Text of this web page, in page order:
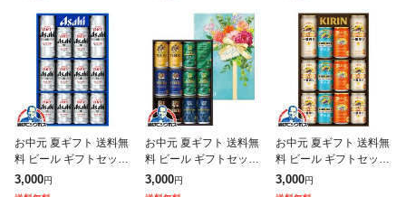
お中元 夏ギフト 送料無
料 ビール ギフトセット
アサヒ AS-3N『GIFT』
スーパードライ
3,000円
お中元 夏ギフト 送料無
料 ビール ギフトセット
サッポロ エビス YDV3
DEC ヱビス 5種 11缶 E
3,000円
お中元 夏ギフト 送料無
料 ビール ギフトセット
キリン K-IHG3 一番搾
り 晴れ風 グッドエール
3,000円